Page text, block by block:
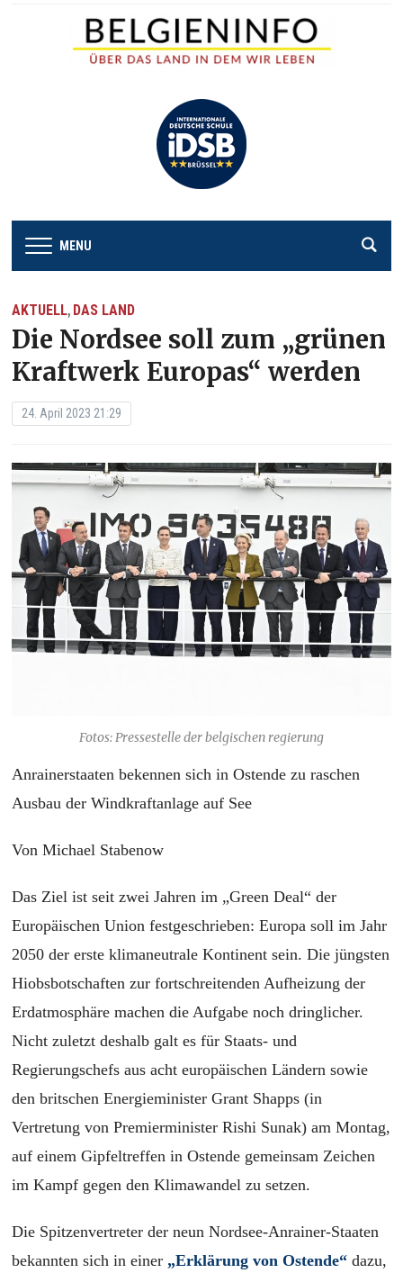
MENU
AKTUELL, DAS LAND
Die Nordsee soll zum „grünen
Kraftwerk Europas“ werden
24. April 2023 21:29
Fotos: Pressestelle der belgischen regierung
Anrainerstaaten bekennen sich in Ostende zu raschen
Ausbau der Windkraftanlage auf See
Von Michael Stabenow
Das Ziel ist seit zwei Jahren im „Green Deal“ der
Europäischen Union festgeschrieben: Europa soll im Jahr
2050 der erste klimaneutrale Kontinent sein. Die jüngsten
Hiobsbotschaften zur fortschreitenden Aufheizung der
Erdatmosphäre machen die Aufgabe noch dringlicher.
Nicht zuletzt deshalb galt es für Staats- und
Regierungschefs aus acht europäischen Ländern sowie
den britschen Energieminister Grant Shapps (in
Vertretung von Premierminister Rishi Sunak) am Montag,
auf einem Gipfeltreffen in Ostende gemeinsam Zeichen
im Kampf gegen den Klimawandel zu setzen.
Die Spitzenvertreter der neun Nordsee-Anrainer-Staaten
bekannten sich in einer „Erklärung von Ostende“ dazu,